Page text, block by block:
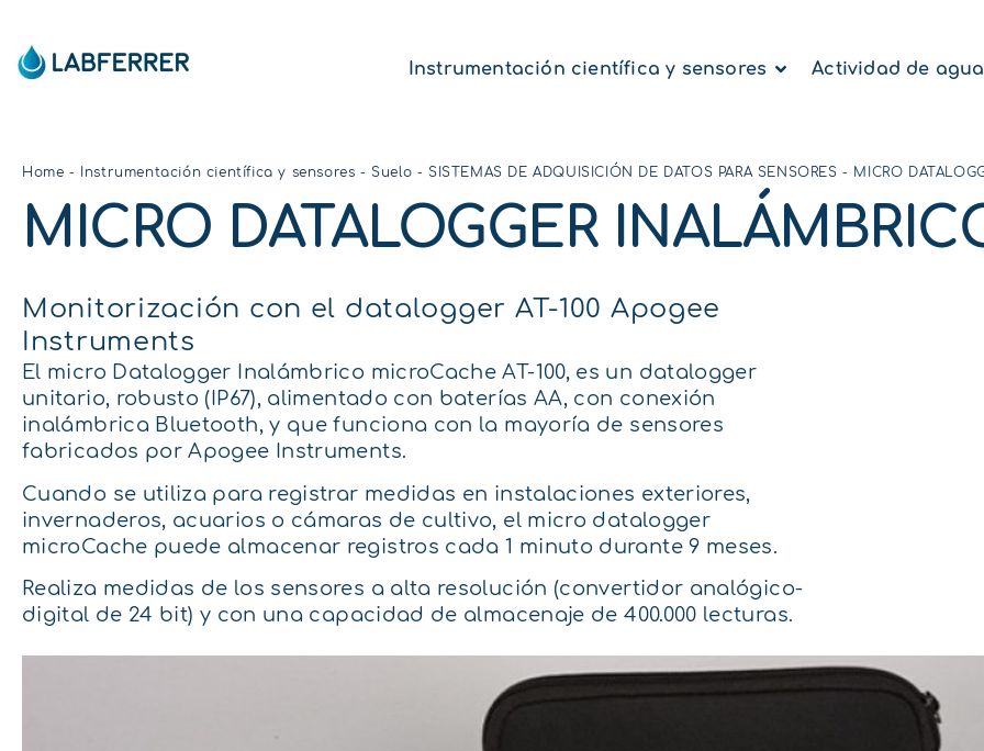
Instrumentación científica y sensores Actividad de agua
Home - Instrumentación científica y sensores - Suelo - SISTEMAS DE ADQUISICIÓN DE DATOS PARA SENSORES - MICRO
MICRO DATALOGGER
Monitorización con el datalogger AT-100 Apogee
Instruments
El micro Datalogger Inalámbrico microCache AT-100, es un datalogger
unitario, robusto (IP67), alimentado con baterías AA, con conexión
inalámbrica Bluetooth, y que funciona con la mayoría de sensores
fabricados por Apogee Instruments.
Cuando se utiliza para registrar medidas en instalaciones exteriores,
invernaderos, acuarios o cámaras de cultivo, el micro datalogger
microCache puede almacenar registros cada 1 minuto durante 9 meses.
Realiza medidas de los sensores a alta resolución (convertidor analógico-
digital de 24 bit) y con una capacidad de almacenaje de 400.000 lecturas.